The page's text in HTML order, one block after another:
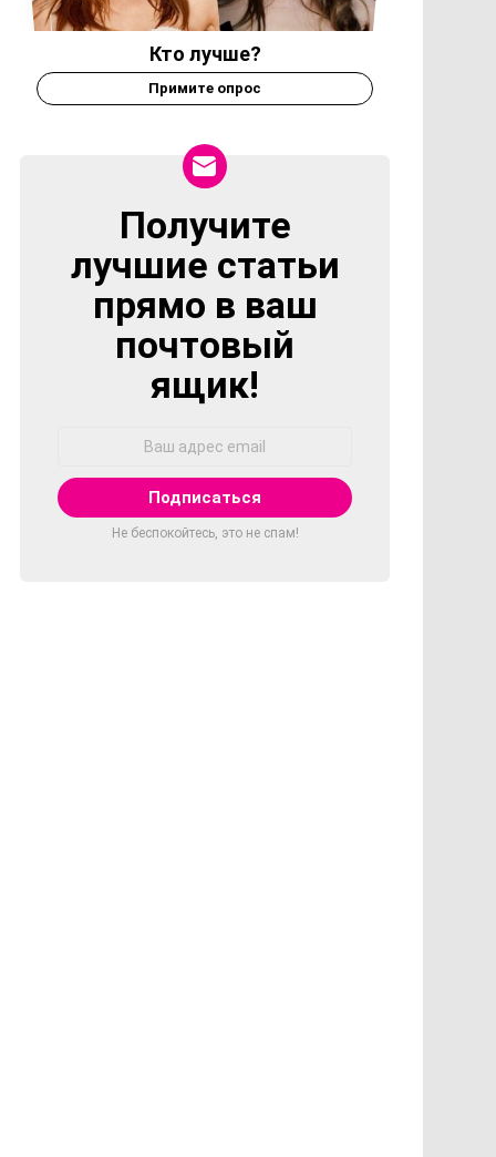
Кто лучше?
Примите опрос
NEWSLETTER
Получите
лучшие статьи
прямо в ваш
почтовый
ящик!
Не беспокойтесь, это не спам!